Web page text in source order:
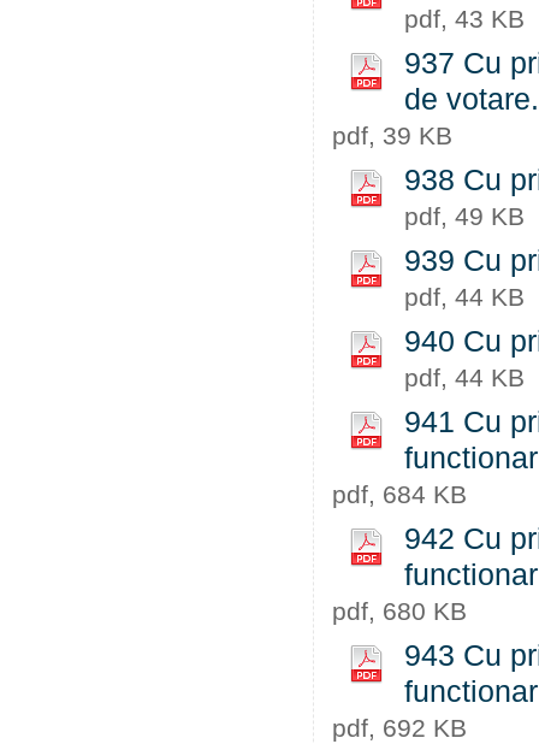
pdf, 43 KB
937 Cu
de
pdf, 39 KB
938 Cu
pdf, 49 KB
939 Cu
pdf, 44 KB
940 Cu
pdf, 44 KB
941 Cu
pdf, 684 KB
942 Cu
pdf, 680 KB
943 Cu
pdf, 692 KB